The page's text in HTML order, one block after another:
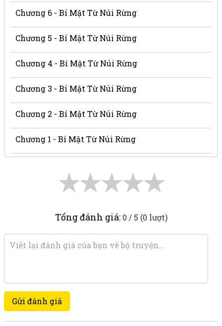
Chương 6 - Bí Mật Từ Núi Rừng
Chương 5 - Bí Mật Từ Núi Rừng
Chương 4 - Bí Mật Từ Núi Rừng
Chương 3 - Bí Mật Từ Núi Rừng
Chương 2 - Bí Mật Từ Núi Rừng
Chương 1 - Bí Mật Từ Núi Rừng
★
★
★
★
★
Tổng đánh giá: 0 / 5 (0 lượt)
Gửi đánh giá